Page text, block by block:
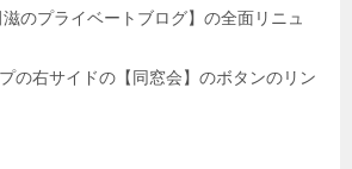
のプライベートブログ】の全面リニュ
右サイドの【同窓会】のボタンのリン